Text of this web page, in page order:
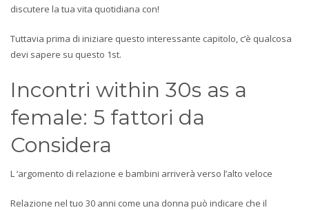
discutere la tua vita quotidiana con!
Tuttavia prima di iniziare questo interessante capitolo, c’è qualcosa
devi sapere su questo 1st.
Incontri within 30s as a
female: 5 fattori da
Considera
L ‘argomento di relazione e bambini arriverà verso l’alto veloce
Relazione nel tuo 30 anni come una donna può indicare che il